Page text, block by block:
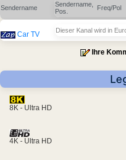
Sendername
Sendername,
Pos.
Freq/Pol
Car TV Dieser Kanal wird in
Ihre
8K - Ultra HD
4K - Ultra HD